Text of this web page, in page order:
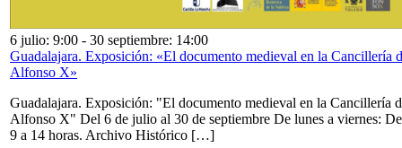
6 julio: 9:00 - 30 septiembre: 14:00
Guadalajara. Exposición: «El documento medieval en la Cancillería
Alfonso X»
Guadalajara. Exposición: "El documento medieval en la Cancillería
Alfonso X" Del 6 de julio al 30 de septiembre De lunes a viernes: De
9 a 14 horas. Archivo Histórico […]